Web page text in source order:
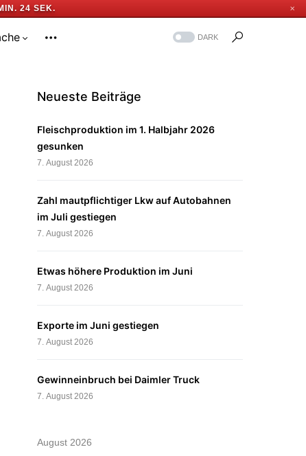
24 SEK. ✕
DARK
Neueste Beiträge
Fleischproduktion im 1. Halbjahr 2026
gesunken
7. August 2026
Zahl mautpflichtiger Lkw auf Autobahnen
im Juli gestiegen
7. August 2026
Etwas höhere Produktion im Juni
7. August 2026
Exporte im Juni gestiegen
7. August 2026
Gewinneinbruch bei Daimler Truck
7. August 2026
August 2026